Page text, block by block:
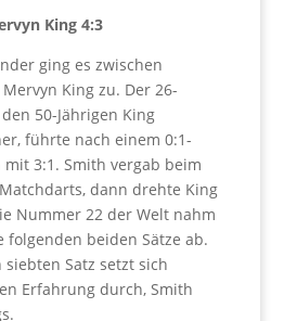
King 4:3
ging es zwischen
King zu. Der 26-
50-Jährigen King
führte nach einem 0:1-
3:1. Smith vergab beim
dann drehte King
Nummer 22 der Welt nahm
beiden Sätze ab.
Satz setzt sich
Erfahrung durch, Smith